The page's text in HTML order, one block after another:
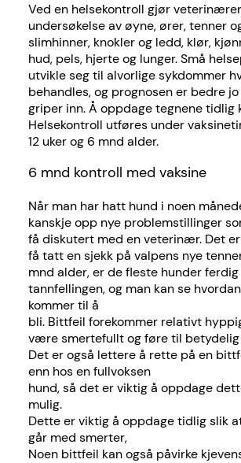
Ved en helsekontroll gjør
undersøkelse av øyne, ører, tenner
slimhinner, knokler og ledd, klør,
hud, pels, hjerte og lunger. Små
utvikle seg til alvorlige sykdommer
behandles, og prognosen er bedre
griper inn. Å oppdage tegnene tidlig
Helsekontroll utføres under
12 uker og 6 mnd alder.
Når man har hatt hund i noen
kanskje opp nye problemstillinger
få diskutert med en veterinær. Det
få tatt en sjekk på valpens nye
mnd alder, er de fleste hunder
tannfellingen, og man kan se
kommer til å
bli. Bittfeil forekommer relativt
være smertefullt og føre til betydelig
Det er også lettere å rette på en
enn hos en fullvoksen
hund, så det er viktig å oppdage
mulig.
Dette er viktig å oppdage tidlig slik
går med smerter,
Noen bittfeil kan også påvirke
6 mnd kontroll med vaksine